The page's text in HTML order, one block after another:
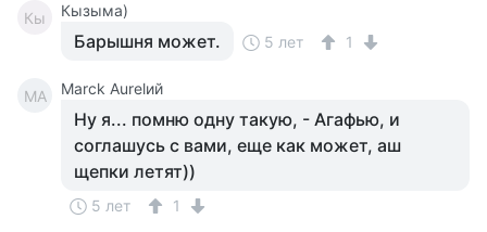
Кы Кызыма)
Барышня может. 5 лет 1
MA Marck Aurelий
Ну я... помню одну такую, - Агафью, и
соглашусь с вами, еще как может, аш
щепки летят))
5 лет 1